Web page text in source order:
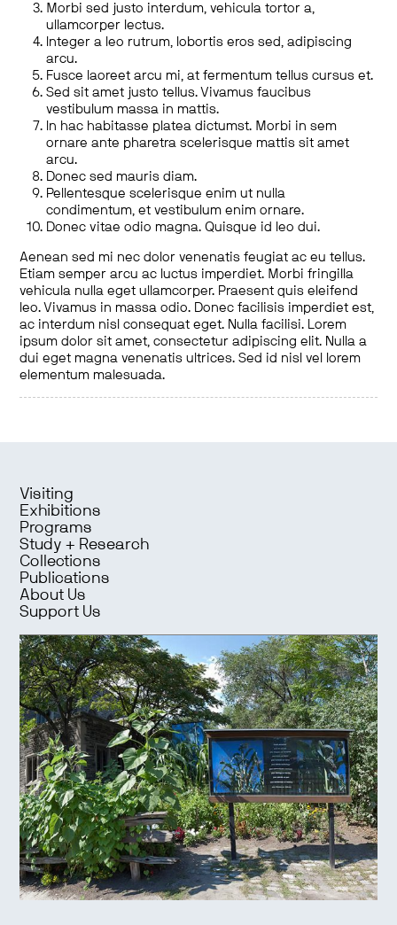
Morbi sed justo interdum, vehicula tortor a,
ullamcorper lectus.
Integer a leo rutrum, lobortis eros sed, adipiscing
arcu.
Fusce laoreet arcu mi, at fermentum tellus cursus et.
Sed sit amet justo tellus. Vivamus faucibus
vestibulum massa in mattis.
In hac habitasse platea dictumst. Morbi in sem
ornare ante pharetra scelerisque mattis sit amet
arcu.
Donec sed mauris diam.
Pellentesque scelerisque enim ut nulla
condimentum, et vestibulum enim ornare.
Donec vitae odio magna. Quisque id leo dui.
Aenean sed mi nec dolor venenatis feugiat ac eu tellus.
Etiam semper arcu ac luctus imperdiet. Morbi fringilla
vehicula nulla eget ullamcorper. Praesent quis eleifend
leo. Vivamus in massa odio. Donec facilisis imperdiet est,
ac interdum nisl consequat eget. Nulla facilisi. Lorem
ipsum dolor sit amet, consectetur adipiscing elit. Nulla a
dui eget magna venenatis ultrices. Sed id nisl vel lorem
elementum malesuada.
Visiting
Exhibitions
Programs
Study + Research
Collections
Publications
About Us
Support Us